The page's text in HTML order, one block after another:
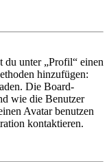
du unter „Profil“ einen
hinzufügen:
Die Board-
wie die Benutzer
Avatar benutzen
kontaktieren.